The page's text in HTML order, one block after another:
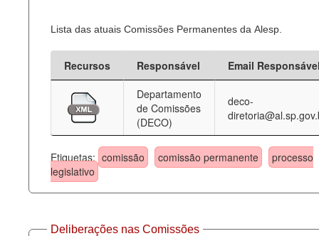
Lista das atuais Comissões Permanentes da Alesp.
Recursos Responsável
Email
Departamento
de Comissões
(DECO)
deco-
Etiquetas: comissão comissão permanente
processo
legislativo
Deliberações nas Comissões